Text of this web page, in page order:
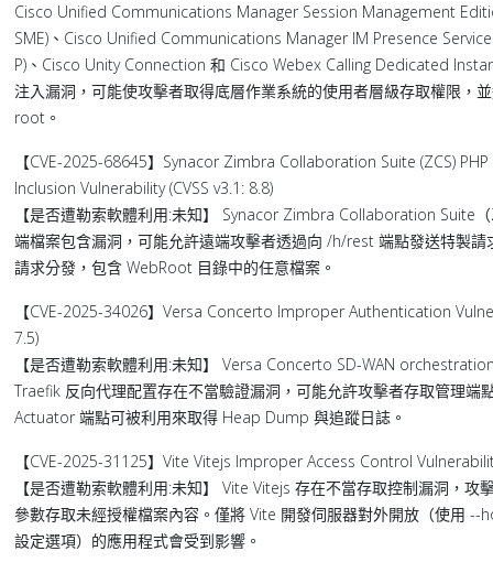
Cisco Unified Communications Manager Session Management
SME)、Cisco Unified Communications Manager IM Presence
P)、Cisco Unity Connection 和 Cisco Webex Calling Dedicated
注入漏洞，可能使攻擊者取得底層作業系統的使用者層級存取權限，
root。
【CVE-2025-68645】Synacor Zimbra Collaboration Suite (ZCS)
Inclusion Vulnerability (CVSS v3.1: 8.8)
【是否遭勒索軟體利用:未知】 Synacor Zimbra Collaboration Suite
端檔案包含漏洞，可能允許遠端攻擊者透過向 /h/rest 端點發送特製請
請求分發，包含 WebRoot 目錄中的任意檔案。
【CVE-2025-34026】Versa Concerto Improper Authentication
7.5)
【是否遭勒索軟體利用:未知】 Versa Concerto SD-WAN
Traefik 反向代理配置存在不當驗證漏洞，可能允許攻擊者存取管理端
Actuator 端點可被利用來取得 Heap Dump 與追蹤日誌。
【CVE-2025-31125】Vite Vitejs Improper Access Control
【是否遭勒索軟體利用:未知】 Vite Vitejs 存在不當存取控制漏洞，攻
參數存取未經授權檔案內容。僅將 Vite 開發伺服器對外開放（使用 --
設定選項）的應用程式會受到影響。